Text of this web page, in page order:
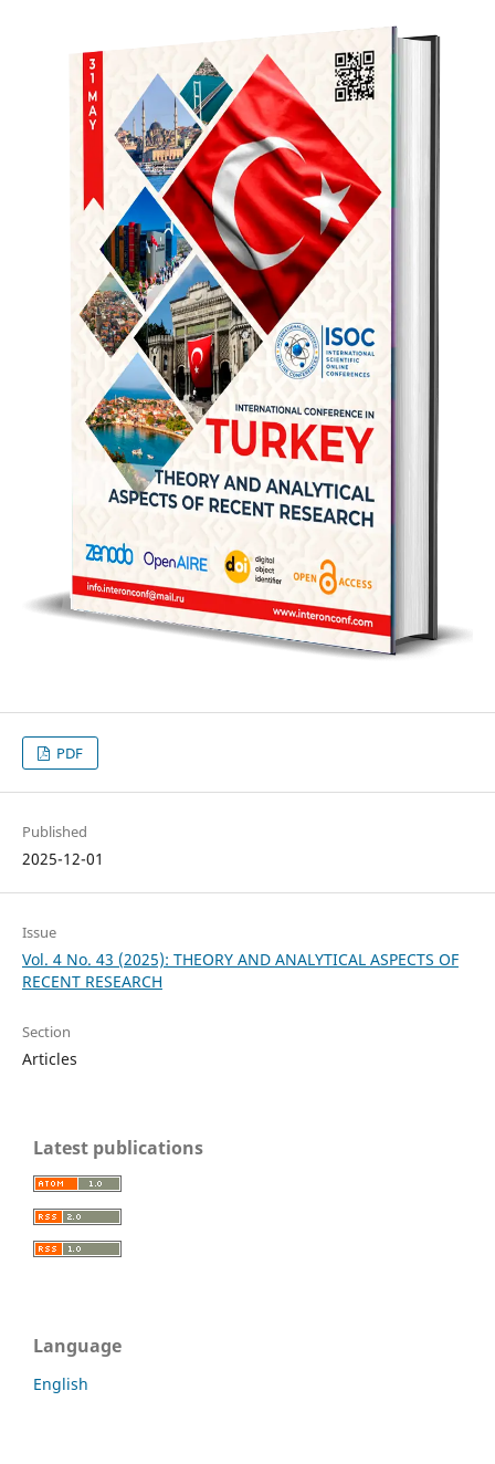
PDF
Published
2025-12-01
Issue
Vol. 4 No. 43 (2025): THEORY AND ANALYTICAL ASPECTS OF
RECENT RESEARCH
Section
Articles
Latest publications
Language
English